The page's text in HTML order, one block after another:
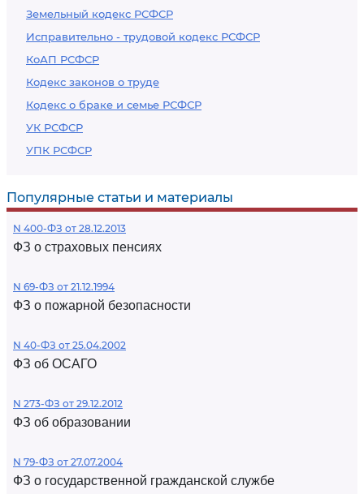
Земельный кодекс РСФСР
Исправительно - трудовой кодекс РСФСР
КоАП РСФСР
Кодекс законов о труде
Кодекс о браке и семье РСФСР
УК РСФСР
УПК РСФСР
Популярные статьи и материалы
N 400-ФЗ от 28.12.2013
ФЗ о страховых пенсиях
N 69-ФЗ от 21.12.1994
ФЗ о пожарной безопасности
N 40-ФЗ от 25.04.2002
ФЗ об ОСАГО
N 273-ФЗ от 29.12.2012
ФЗ об образовании
N 79-ФЗ от 27.07.2004
ФЗ о государственной гражданской службе